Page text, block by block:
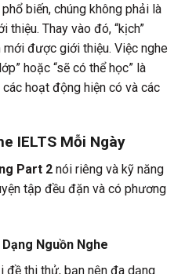
biến, chúng không phải là
Thay vào đó, “kịch”
mới được giới thiệu. Việc nghe
hoặc “sẽ có thể học” là
hoạt động hiện có và các
IELTS Mỗi Ngày
Part 2 nói riêng và kỹ năng
tập đều đặn và có phương
Nguồn Nghe
đề thi thử, bạn nên đa dạng